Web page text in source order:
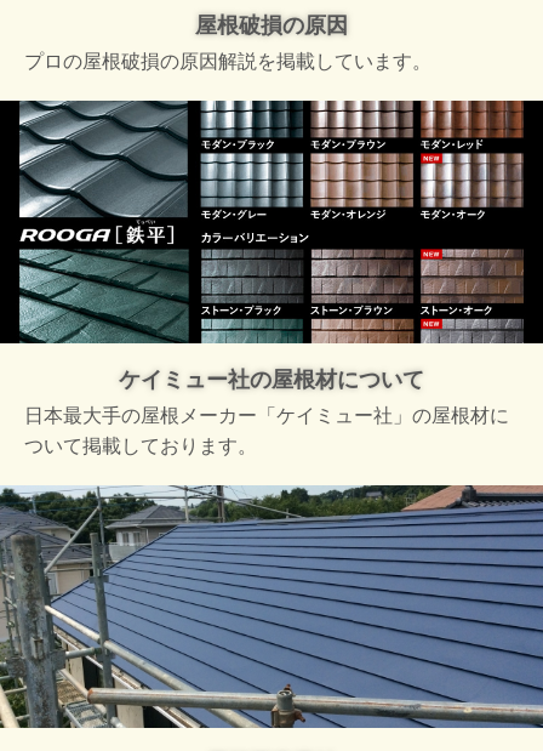
屋根破損の原因
プロの屋根破損の原因解説を掲載しています。
ケイミュー社の屋根材について
日本最大手の屋根メーカー「ケイミュー社」の屋根材に
ついて掲載しております。